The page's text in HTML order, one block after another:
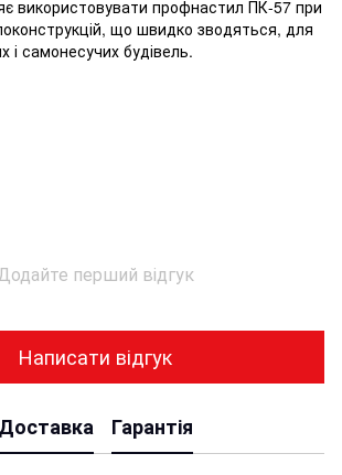
використовувати профнастил ПК-57 при
що швидко зводяться, для
і самонесучих будівель.
Додайте перший відгук
Написати відгук
Доставка Гарантія